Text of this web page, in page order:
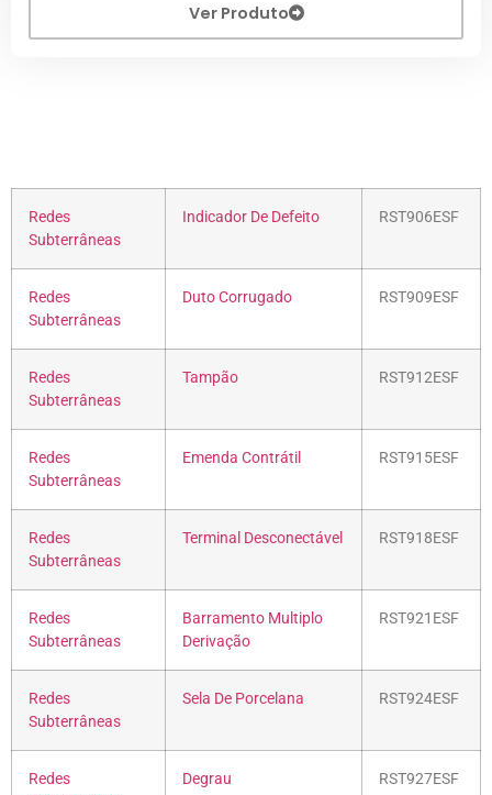
Ver Produto
Redes
Subterrâneas
Indicador De Defeito RST906ESF
Redes
Subterrâneas
Duto Corrugado RST909ESF
Redes
Subterrâneas
Tampão RST912ESF
Redes
Subterrâneas
Emenda Contrátil RST915ESF
Redes
Subterrâneas
Terminal Desconectável RST918ESF
Redes
Subterrâneas
Barramento Multiplo
Derivação
RST921ESF
Redes
Subterrâneas
Sela De Porcelana RST924ESF
Redes
Degrau RST927ESF